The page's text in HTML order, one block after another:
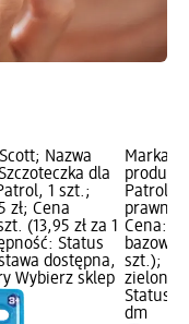
Nazwa
dla
1 szt.;
zł; Cena
(13,95 zł za 1
Status
dostępna,
Wybierz sklep
Marka:
Patrol,
prawna:
Cena:
bazowa:
szt.);
zielony
Status
dm